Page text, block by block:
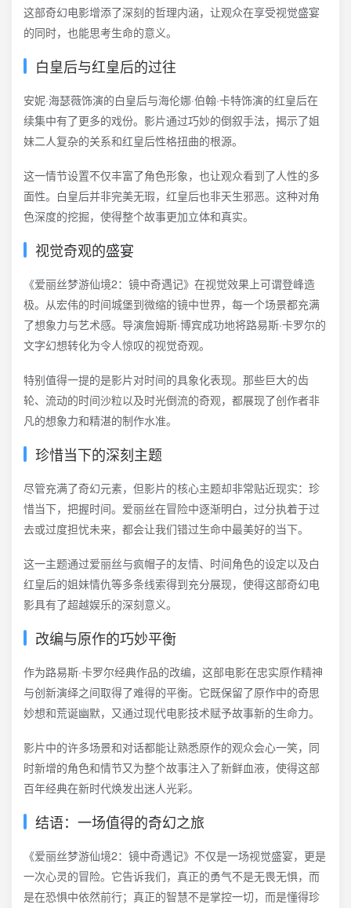
这部奇幻电影增添了深刻的哲理内涵，让观众在享受视觉盛宴
的同时，也能思考生命的意义。
白皇后与红皇后的过往
安妮·海瑟薇饰演的白皇后与海伦娜·伯翰·卡特饰演的红皇后在
续集中有了更多的戏份。影片通过巧妙的倒叙手法，揭示了姐
妹二人复杂的关系和红皇后性格扭曲的根源。
这一情节设置不仅丰富了角色形象，也让观众看到了人性的多
面性。白皇后并非完美无瑕，红皇后也非天生邪恶。这种对角
色深度的挖掘，使得整个故事更加立体和真实。
视觉奇观的盛宴
《爱丽丝梦游仙境2：镜中奇遇记》在视觉效果上可谓登峰造
极。从宏伟的时间城堡到微缩的镜中世界，每一个场景都充满
了想象力与艺术感。导演詹姆斯·博宾成功地将路易斯·卡罗尔的
文字幻想转化为令人惊叹的视觉奇观。
特别值得一提的是影片对时间的具象化表现。那些巨大的齿
轮、流动的时间沙粒以及时光倒流的奇观，都展现了创作者非
凡的想象力和精湛的制作水准。
珍惜当下的深刻主题
尽管充满了奇幻元素，但影片的核心主题却非常贴近现实：珍
惜当下，把握时间。爱丽丝在冒险中逐渐明白，过分执着于过
去或过度担忧未来，都会让我们错过生命中最美好的当下。
这一主题通过爱丽丝与疯帽子的友情、时间角色的设定以及白
红皇后的姐妹情仇等多条线索得到充分展现，使得这部奇幻电
影具有了超越娱乐的深刻意义。
改编与原作的巧妙平衡
作为路易斯·卡罗尔经典作品的改编，这部电影在忠实原作精神
与创新演绎之间取得了难得的平衡。它既保留了原作中的奇思
妙想和荒诞幽默，又通过现代电影技术赋予故事新的生命力。
影片中的许多场景和对话都能让熟悉原作的观众会心一笑，同
时新增的角色和情节又为整个故事注入了新鲜血液，使得这部
百年经典在新时代焕发出迷人光彩。
结语：一场值得的奇幻之旅
《爱丽丝梦游仙境2：镜中奇遇记》不仅是一场视觉盛宴，更是
一次心灵的冒险。它告诉我们，真正的勇气不是无畏无惧，而
是在恐惧中依然前行；真正的智慧不是掌控一切，而是懂得珍